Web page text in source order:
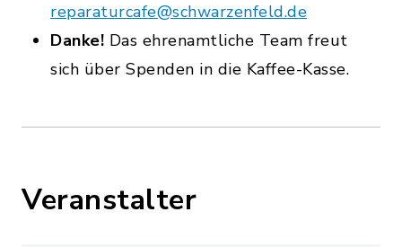
reparaturcafe@schwarzenfeld.de
Danke! Das ehrenamtliche Team freut
sich über Spenden in die Kaffee-Kasse.
Veranstalter